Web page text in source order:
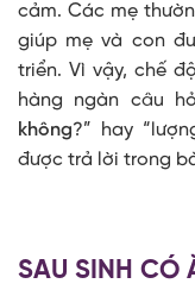
cảm. Các mẹ
giúp mẹ và con
triển. Vì vậy, chế
hàng ngàn câu
không?” hay
được trả lời trong
SAU SINH CÓ